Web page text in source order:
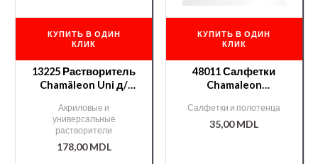
КУПИТЬ В ОДИН
КЛИК
13225 Растворитель
Chamäleon Uni д/
— 1л.
Акриловые и
универсальные
растворители
178,00MDL
КУПИТЬ В ОДИН
КЛИК
48011 Салфетки
Chamaleon
Салфетки и полотенца
35,00MDL